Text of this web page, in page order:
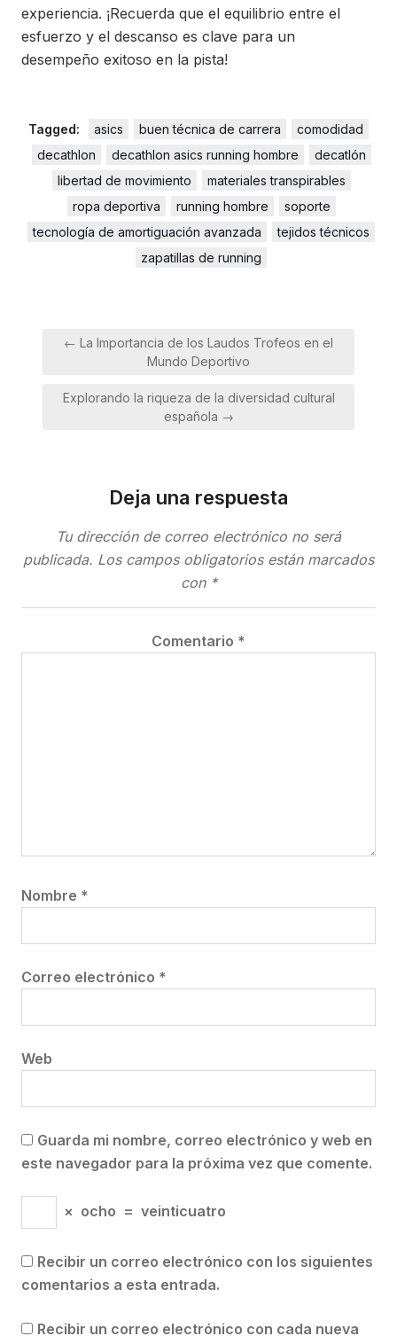
experiencia. ¡Recuerda que el equilibrio entre el
esfuerzo y el descanso es clave para un
desempeño exitoso en la pista!
Tagged: asics buen técnica de carrera
comodidad
decathlon
decathlon asics running hombre
decatlón
libertad de movimiento
materiales transpirables
ropa deportiva
running hombre
soporte
tecnología de amortiguación avanzada
tejidos técnicos
zapatillas de running
Navegación
← La Importancia de los Laudos Trofeos en el
Mundo Deportivo
Explorando la riqueza de la diversidad cultural
española →
Deja una respuesta
Tu dirección de correo electrónico no será
publicada. Los campos obligatorios están marcados
con *
Comentario *
Nombre *
Correo electrónico *
Web
Guarda mi nombre, correo electrónico y web en
este navegador para la próxima vez que comente.
× ocho = veinticuatro
Recibir un correo electrónico con los siguientes
comentarios a esta entrada.
Recibir un correo electrónico con cada nueva